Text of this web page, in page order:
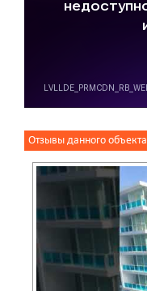
Отзывы данного объекта